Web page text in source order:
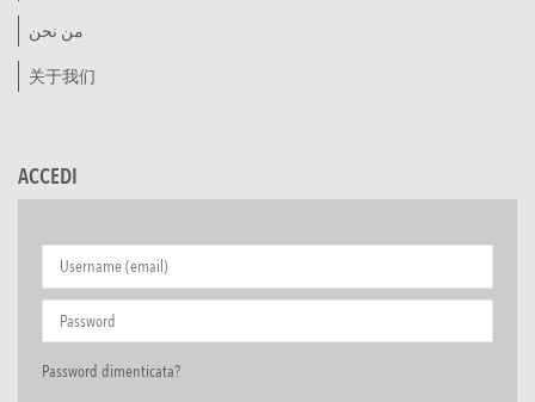
من نحن
关于我们
ACCEDI
Password dimenticata?